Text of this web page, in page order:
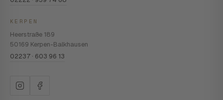
KERPEN
Heerstraße 189
50169 Kerpen-Balkhausen
02237 · 603 96 13